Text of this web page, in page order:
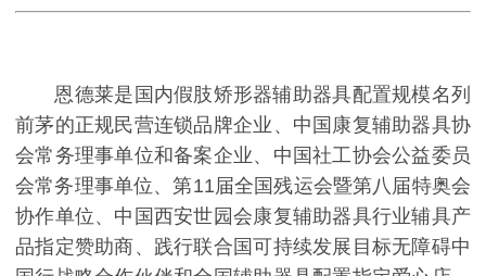
恩德莱是国内假肢矫形器辅助器具配置规模名列
前茅的正规民营连锁品牌企业、中国康复辅助器具协
会常务理事单位和备案企业、中国社工协会公益委员
会常务理事单位、第11届全国残运会暨第八届特奥会
协作单位、中国西安世园会康复辅助器具行业辅具产
品指定赞助商、践行联合国可持续发展目标无障碍中